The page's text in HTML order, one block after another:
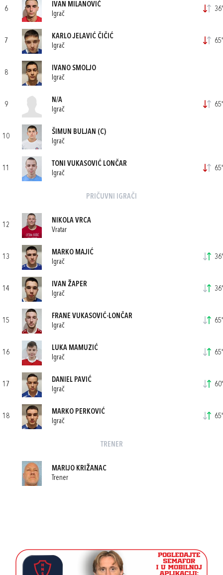
6
IVAN MILANOVIĆ
Igrač
36'
7
KARLO JELAVIĆ ČIČIĆ
Igrač
65'
8
IVANO SMOLJO
Igrač
9
N/A
Igrač
65'
10
ŠIMUN BULJAN (C)
Igrač
11
TONI VUKASOVIĆ LONČAR
Igrač
65'
PRIČUVNI IGRAČI
12
NIKOLA VRCA
Vratar
13
MARKO MAJIĆ
Igrač
36'
14
IVAN ŽAPER
Igrač
36'
15
FRANE VUKASOVIĆ-LONČAR
Igrač
65'
16
LUKA MAMUZIĆ
Igrač
65'
17
DANIEL PAVIĆ
Igrač
60'
18
MARKO PERKOVIĆ
Igrač
65'
TRENER
MARIJO KRIŽANAC
Trener